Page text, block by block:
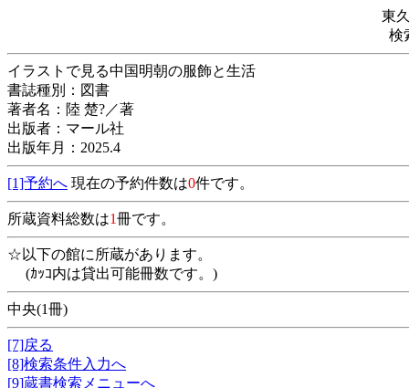
東
検
イラストで見る中国明朝の服飾と生活
書誌種別：図書
著者名：陸 楚?／著
出版者：マール社
出版年月：2025.4
[1]予約へ 現在の予約件数は0件です。
所蔵資料総数は1冊です。
☆以下の館に所蔵があります。
(ｶｯｺ内は貸出可能冊数です。)
中央(1冊)
[7]戻る
[8]検索条件入力へ
[9]蔵書検索メニューへ